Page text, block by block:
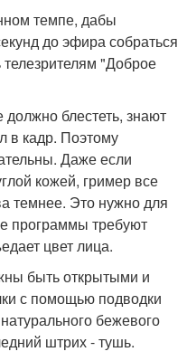
темпе, дабы
до эфира собраться
"Доброе
блестеть, знают
в кадр. Поэтому
Даже если
кожей, гример все
темнее. Это нужно для
программы требуют
цвет лица.
быть открытыми и
с помощью подводки
бежевого
штрих - тушь.